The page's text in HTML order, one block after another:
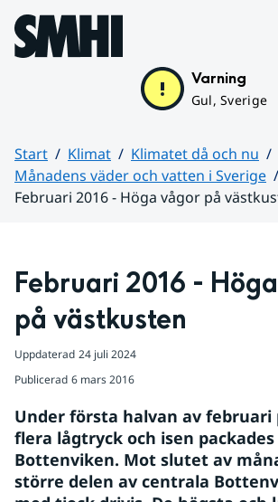
Hoppa till sidans innehåll
Varning
Gul, Sverige
Start Klimat
Klimatet då och nu
Månadens väder och vatten i Sverige
Februari 2016 - Höga vågor på
Februari 2016 -
på västkusten
Uppdaterad 24 juli 2024
Publicerad 6 mars 2016
Under första halvan av februari
flera lågtryck och isen
Bottenviken. Mot slutet av
större delen av centrala